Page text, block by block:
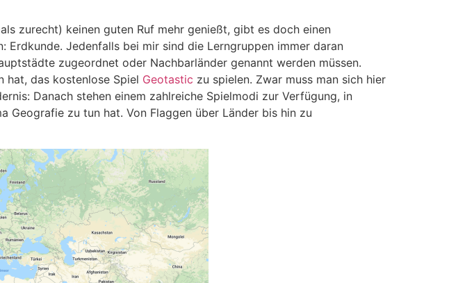
zurecht) keinen guten Ruf mehr genießt, gibt es doch einen
Erdkunde. Jedenfalls bei mir sind die Lerngruppen immer daran
zugeordnet oder Nachbarländer genannt werden müssen.
hat, das kostenlose Spiel Geotastic zu spielen. Zwar muss man sich hier
Danach stehen einem zahlreiche Spielmodi zur Verfügung, in
Geografie zu tun hat. Von Flaggen über Länder bis hin zu